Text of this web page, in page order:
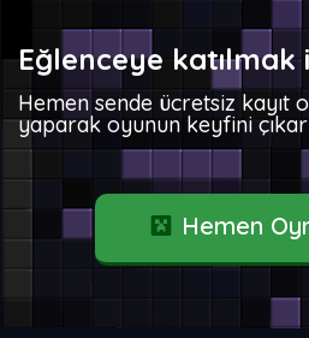
Eğlenceye katılmak
Hemen sende ücretsiz kayıt
yaparak oyunun keyfini
Hemen